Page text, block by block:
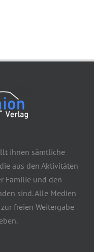
ihnen sämtliche
aus den Aktivitäten
Familie und den
sind. Alle Medien
freien Weitergabe